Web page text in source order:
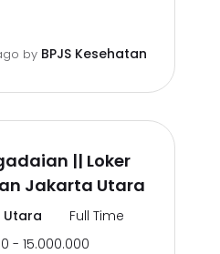
by BPJS Kesehatan
|| Loker
Jakarta Utara
Full Time
- 15.000.000